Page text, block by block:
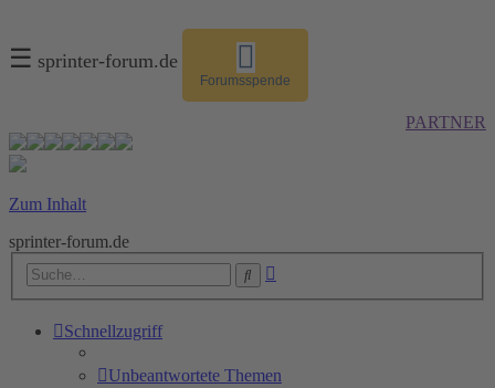
☰ sprinter-forum.de
Forumsspende
PARTNER
Zum Inhalt
sprinter-forum.de
Suche
Schnellzugriff
Unbeantwortete Themen